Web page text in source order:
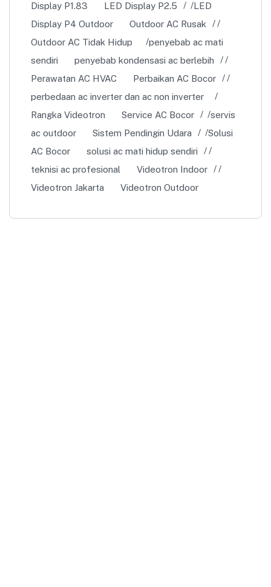
Display P1.83
LED Display P2.5
LED
Display P4 Outdoor
Outdoor AC Rusak
Outdoor AC Tidak Hidup
penyebab ac mati
sendiri
penyebab kondensasi ac berlebih
Perawatan AC HVAC
Perbaikan AC Bocor
perbedaan ac inverter dan ac non inverter
Rangka Videotron
Service AC Bocor
servis
ac outdoor
Sistem Pendingin Udara
Solusi
AC Bocor
solusi ac mati hidup sendiri
teknisi ac profesional
Videotron Indoor
Videotron Jakarta
Videotron Outdoor